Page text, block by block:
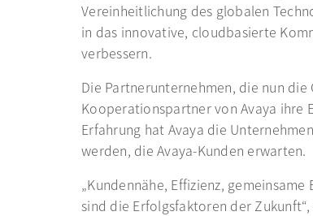
Vereinheitlichung des globalen
in das innovative, cloudbasierte
verbessern.
Die Partnerunternehmen, die nun
Kooperationspartner von Avaya ihre
Erfahrung hat Avaya die
werden, die Avaya-Kunden erwarten.
„Kundennähe, Effizienz,
sind die Erfolgsfaktoren der